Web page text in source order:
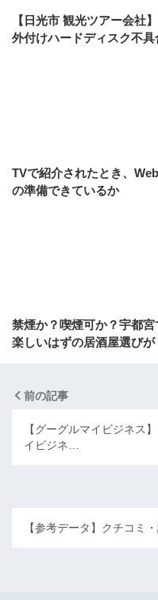
【日光市 観光ツアー会社】
外付けハードディスク不具
TVで紹介されたとき、Web
の準備できているか
禁煙か？喫煙可か？宇都宮
楽しいはずの居酒屋選びが
前の記事
【グーグルマイビジネス
イビジネ…
【参考データ】クチコミ